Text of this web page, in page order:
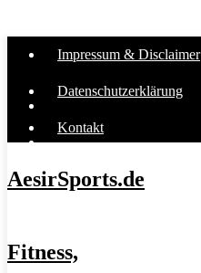
Impressum & Disclaimer
Datenschutzerklärung
Kontakt
AesirSports.de
Fitness,